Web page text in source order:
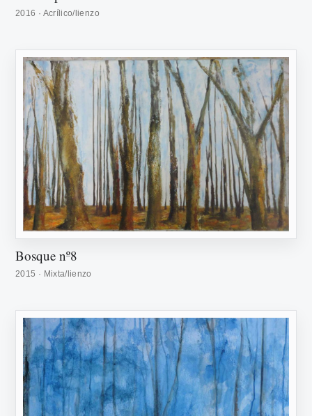
2016 · Acrílico/lienzo
Bosque nº8
2015 · Mixta/lienzo